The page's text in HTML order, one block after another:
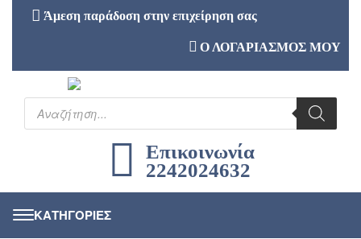
Άμεση παράδοση στην επιχείρηση σας
Ο ΛΟΓΑΡΙΑΣΜΟΣ ΜΟΥ
Επικοινωνία
2242024632